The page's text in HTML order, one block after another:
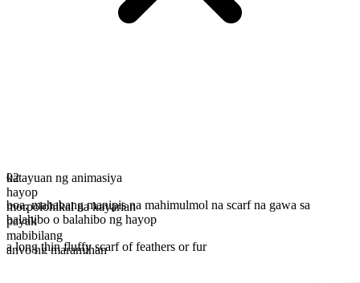
katayuan ng animasiya
hayop
morpolohikal na kayarian
payak
mabibilang
anyo ng maramihan
02
boa,mahabang manipis na mahimulmol na scarf na gawa sa
balahibo o balahibo ng hayop
a long thin fluffy scarf of feathers or fur